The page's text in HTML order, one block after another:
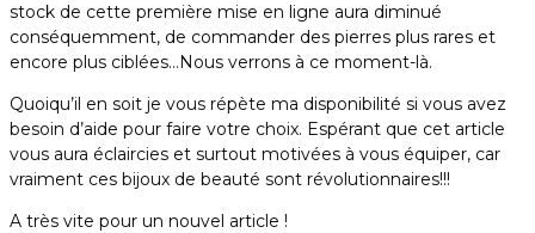
stock de cette première mise en ligne aura diminué
conséquemment, de commander des pierres plus rares et
encore plus ciblées…Nous verrons à ce moment-là.
Quoiqu’il en soit je vous répète ma disponibilité si vous avez
besoin d’aide pour faire votre choix. Espérant que cet article
vous aura éclaircies et surtout motivées à vous équiper, car
vraiment ces bijoux de beauté sont révolutionnaires!!!
A très vite pour un nouvel article !